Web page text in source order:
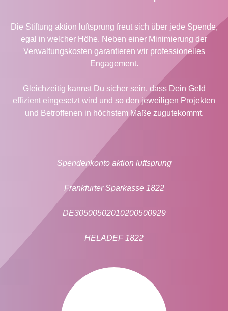
Die Stiftung aktion luftsprung freut sich über jede Spende,
egal in welcher Höhe. Neben einer Minimierung der
Verwaltungskosten garantieren wir professionelles
Engagement.
Gleichzeitig kannst Du sicher sein, dass Dein Geld
effizient eingesetzt wird und so den jeweiligen Projekten
und Betroffenen in höchstem Maße zugutekommt.
Spendenkonto aktion luftsprung
Frankfurter Sparkasse 1822
DE30500502010200500929
HELADEF 1822